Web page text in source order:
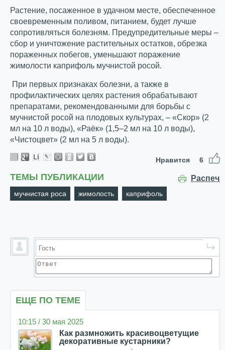
Растение, посаженное в удачном месте, обеспеченное
своевременным поливом, питанием, будет лучше
сопротивляться болезням. Предупредительные меры –
сбор и уничтожение растительных остатков, обрезка
пораженных побегов, уменьшают поражение
жимолости каприфоль мучнистой росой.
При первых признаках болезни, а также в
профилактических целях растения обрабатывают
препаратами, рекомендованными для борьбы с
мучнистой росой на плодовых культурах, – «Скор» (2
мл на 10 л воды), «Раёк» (1,5–2 мл на 10 л воды),
«Чистоцвет» (2 мл на 5 л воды).
Нравится 6
ТЕМЫ ПУБЛИКАЦИИ
мучнистая роса жимолость каприфоль
ЕЩЕ ПО ТЕМЕ
10:15 / 30 мая 2025
Как размножить красивоцветущие
декоративные кустарники?